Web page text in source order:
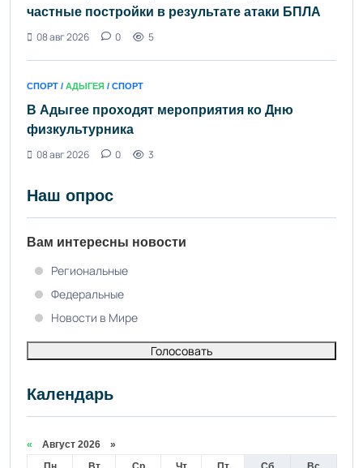
частные постройки в результате атаки БПЛА
08 авг 2026
0 5
СПОРТ / АДЫГЕЯ / СПОРТ
В Адыгее проходят мероприятия ко Дню
физкультурника
08 авг 2026
0 3
Наш опрос
Вам интересны новости
Региональные
Федеральные
Новости в Мире
Голосовать
Календарь
« Август 2026 »